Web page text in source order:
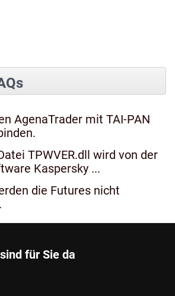
AgenaTrader mit TAI-PAN
TPWVER.dll wird von der
Kaspersky ...
die Futures nicht
für Sie da